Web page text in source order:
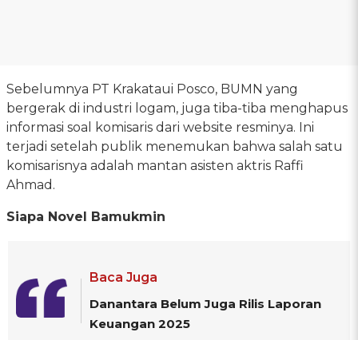
Sebelumnya PT Krakataui Posco, BUMN yang
bergerak di industri logam, juga tiba-tiba menghapus
informasi soal komisaris dari website resminya. Ini
terjadi setelah publik menemukan bahwa salah satu
komisarisnya adalah mantan asisten aktris Raffi
Ahmad.
Siapa Novel Bamukmin
Baca Juga
Danantara Belum Juga Rilis Laporan
Keuangan 2025